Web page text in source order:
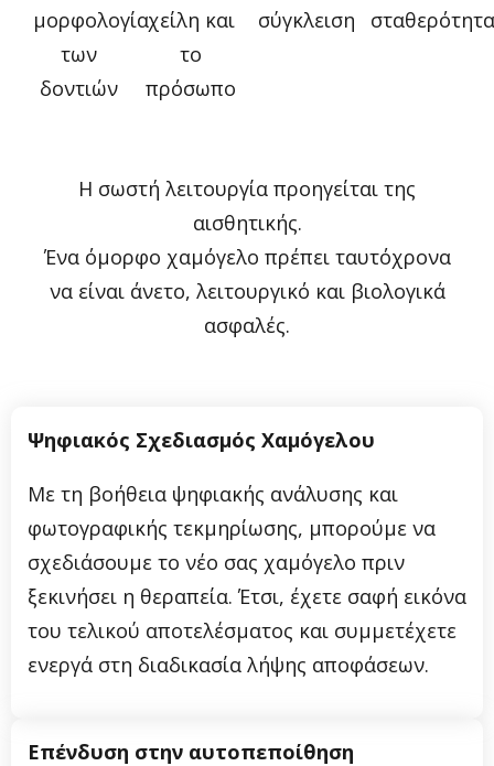
μορφολογία
των
δοντιών
χείλη και
το
πρόσωπο
σύγκλειση
σταθερότητα
Η σωστή λειτουργία προηγείται της
αισθητικής.
Ένα όμορφο χαμόγελο πρέπει ταυτόχρονα
να είναι άνετο, λειτουργικό και βιολογικά
ασφαλές.
Ψηφιακός Σχεδιασμός Χαμόγελου
Με τη βοήθεια ψηφιακής ανάλυσης και
φωτογραφικής τεκμηρίωσης, μπορούμε να
σχεδιάσουμε το νέο σας χαμόγελο πριν
ξεκινήσει η θεραπεία. Έτσι, έχετε σαφή εικόνα
του τελικού αποτελέσματος και συμμετέχετε
ενεργά στη διαδικασία λήψης αποφάσεων.
Επένδυση στην αυτοπεποίθηση